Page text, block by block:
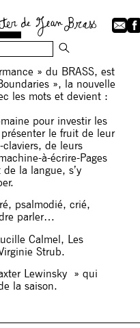
» du BRASS, est
», la nouvelle
les mots et devient :
pour investir les
le fruit de leur
de leurs
à-écrire-Pages
la langue, s’y
psalmodié, crié,
parler…
Calmel, Les
Strub.
Lewinsky » qui
la saison.